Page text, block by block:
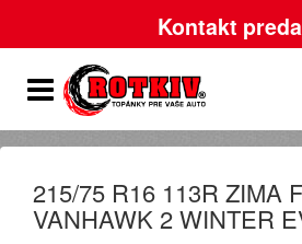
Kontakt
215/75 R16 113R ZIMA
VANHAWK 2 WINTER